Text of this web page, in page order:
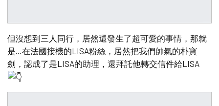
但沒想到三人同行，居然還發生了超可愛的事情，那就
是…在法國接機的LISA粉絲，居然把我們帥氣的朴寶
劍，認成了是LISA的助理，還拜託他轉交信件給LISA